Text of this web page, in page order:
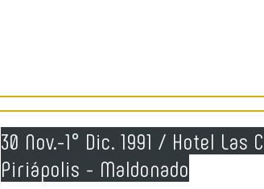
30 Nov.-1° Dic. 1991 / Hotel Las
Piriápolis - Maldonado